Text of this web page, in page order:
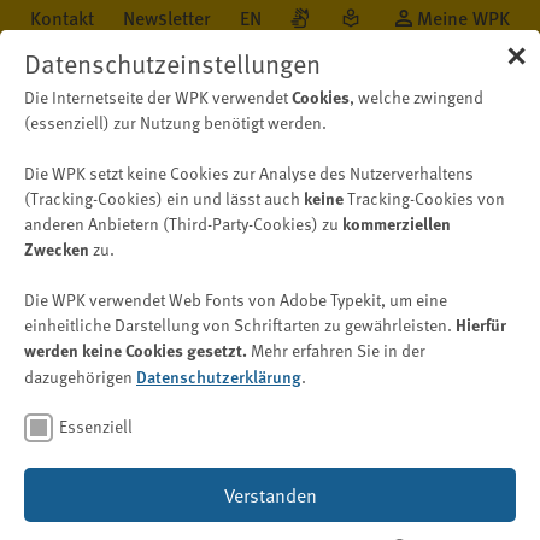
Kontakt Newsletter EN Meine WPK
Öffentlichkeit Neu auf WPK.de Nachricht
Berufsregister
Jahresbericht 2025 – Anzahl
der Verwaltungsverfahren im
Bereich Berufsregister hat
sich erhöht
Bild: © David – stock.adobe.com
✕
Datenschutzeinstellungen
Die Internetseite der WPK verwendetCookies, welche zwingend
(essenziell) zur Nutzung benötigt werden.
Die WPK setzt keine Cookies zur Analyse des Nutzerverhaltens
(Tracking-Cookies) ein und lässt auch keineTracking-Cookies von
anderen Anbietern (Third-Party-Cookies) zu kommerziellen
Zwecken zu.
Die WPK verwendet Web Fonts von Adobe Typekit, um eine
einheitliche Darstellung von Schriftarten zu gewährleisten. Hierfür
werden keine Cookies gesetzt. Mehr erfahren Sie in der
dazugehörigen Datenschutzerklärung.
Essenziell
Verstanden